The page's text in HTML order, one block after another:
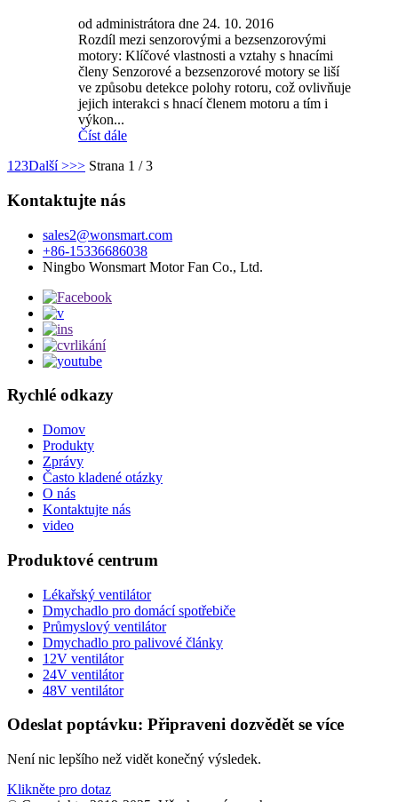
od administrátora dne 24. 10. 2016
Rozdíl mezi senzorovými a bezsenzorovými
motory: Klíčové vlastnosti a vztahy s hnacími
členy Senzorové a bezsenzorové motory se liší
ve způsobu detekce polohy rotoru, což ovlivňuje
jejich interakci s hnací členem motoru a tím i
výkon...
Číst dále
1 23Další >>> Strana 1 / 3
Kontaktujte nás
sales2@wonsmart.com
+86-15336686038
Ningbo Wonsmart Motor Fan Co., Ltd.
Rychlé odkazy
Domov
Produkty
Zprávy
Často kladené otázky
O nás
Kontaktujte nás
video
Produktové centrum
Lékařský ventilátor
Dmychadlo pro domácí spotřebiče
Průmyslový ventilátor
Dmychadlo pro palivové články
12V ventilátor
24V ventilátor
48V ventilátor
Odeslat poptávku: Připraveni dozvědět se více
Není nic lepšího než vidět konečný výsledek.
Klikněte pro dotaz